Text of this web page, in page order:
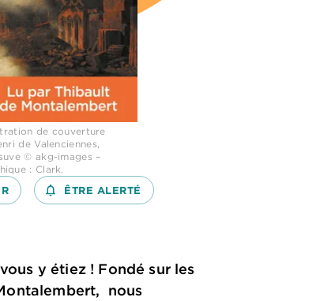
de couverture
de Valenciennes,
© akg-images –
: Clark.
notifications_none_outlined
ÊTRE ALERTÉ
y étiez ! Fondé sur les
nous